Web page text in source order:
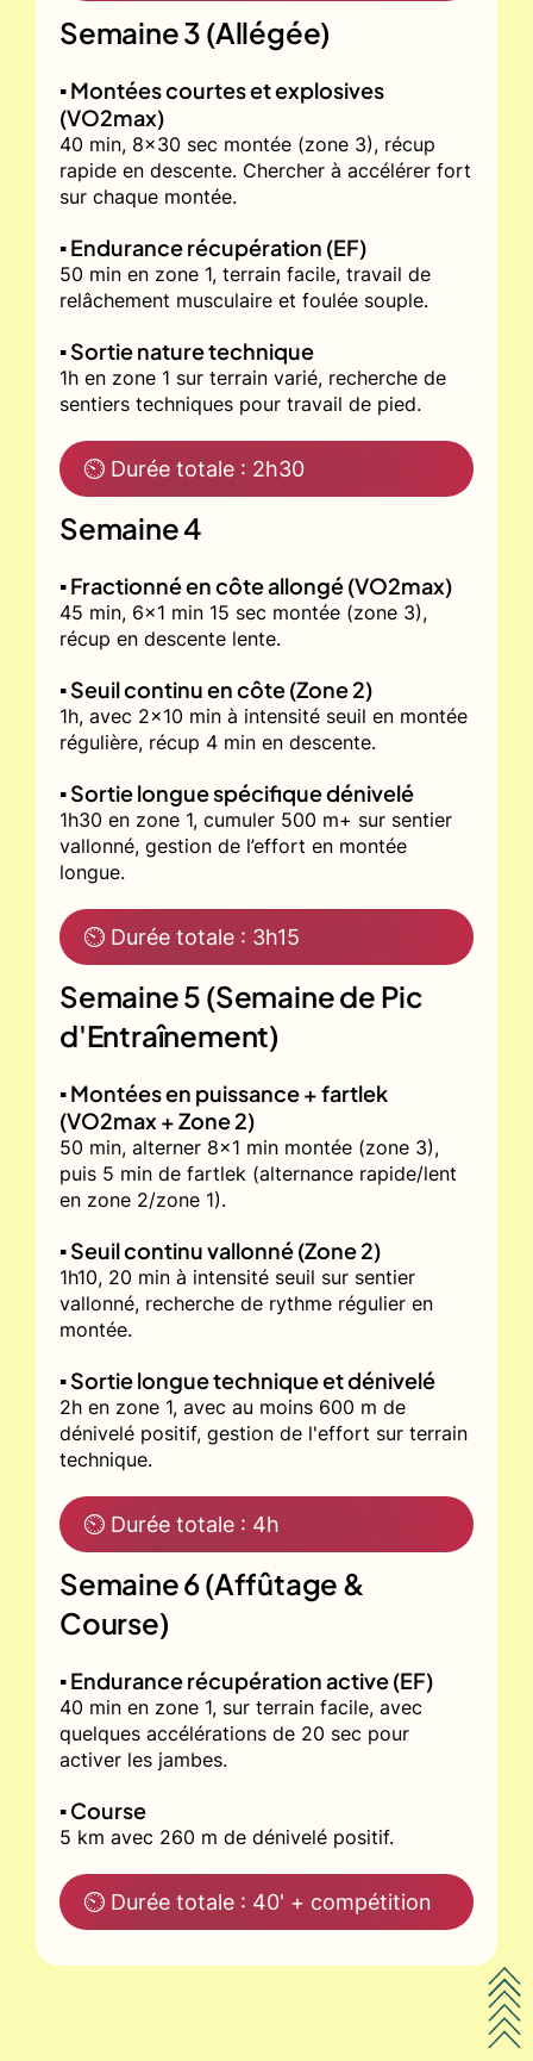
Semaine 3 (Allégée)
▪️ Montées courtes et explosives
(VO2max)
40 min, 8x30 sec montée (zone 3), récup
rapide en descente. Chercher à accélérer fort
sur chaque montée.
▪️ Endurance récupération (EF)
50 min en zone 1, terrain facile, travail de
relâchement musculaire et foulée souple.
▪️ Sortie nature technique
1h en zone 1 sur terrain varié, recherche de
sentiers techniques pour travail de pied.
⏲ Durée totale : 2h30
Semaine 4
▪️ Fractionné en côte allongé (VO2max)
45 min, 6x1 min 15 sec montée (zone 3),
récup en descente lente.
▪️ Seuil continu en côte (Zone 2)
1h, avec 2x10 min à intensité seuil en montée
régulière, récup 4 min en descente.
▪️ Sortie longue spécifique dénivelé
1h30 en zone 1, cumuler 500 m+ sur sentier
vallonné, gestion de l’effort en montée
longue.
⏲ Durée totale : 3h15
Semaine 5 (Semaine de Pic
d'Entraînement)
▪️ Montées en puissance + fartlek
(VO2max + Zone 2)
50 min, alterner 8x1 min montée (zone 3),
puis 5 min de fartlek (alternance rapide/lent
en zone 2/zone 1).
▪️ Seuil continu vallonné (Zone 2)
1h10, 20 min à intensité seuil sur sentier
vallonné, recherche de rythme régulier en
montée.
▪️ Sortie longue technique et dénivelé
2h en zone 1, avec au moins 600 m de
dénivelé positif, gestion de l'effort sur terrain
technique.
⏲ Durée totale : 4h
Semaine 6 (Affûtage &
Course)
▪️ Endurance récupération active (EF)
40 min en zone 1, sur terrain facile, avec
quelques accélérations de 20 sec pour
activer les jambes.
▪️ Course
5 km avec 260 m de dénivelé positif.
⏲ Durée totale : 40' + compétition